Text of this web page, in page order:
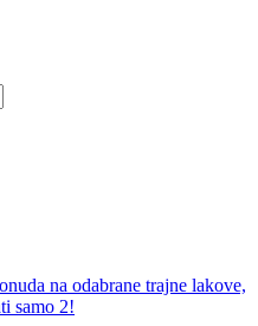
na odabrane trajne lakove,
samo 2!